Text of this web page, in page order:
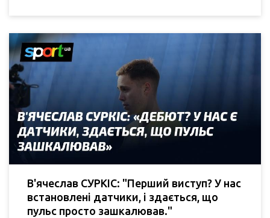
В'ячеслав СУРКІС: "Перший виступ? У нас
встановлені датчики, і здається, що
пульс просто зашкалював."